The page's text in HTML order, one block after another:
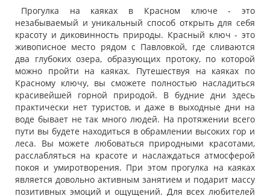
Прогулка на каяках в Красном ключе - это
незабываемый и уникальный способ открыть для себя
красоту и диковинность природы. Красный ключ - это
живописное место рядом с Павловкой, где сливаются
два глубоких озера, образующих протоку, по которой
можно пройти на каяках. Путешествуя на каяках по
Красному ключу, вы сможете полностью насладиться
красивейшей горной природой. В будние дни здесь
практически нет туристов, и даже в выходные дни на
воде бывает не так много людей. На протяжении всего
пути вы будете находиться в обрамлении высоких гор и
леса. Вы можете любоваться природными красотами,
расслабляться на красоте и наслаждаться атмосферой
покоя и умиротворения. При этом прогулка на каяках
является довольно активным занятием и подарит массу
позитивных эмоций и ощущений. Для всех любителей